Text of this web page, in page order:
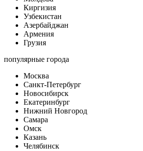
Киргизия
Узбекистан
Азербайджан
Армения
Грузия
популярные города
Москва
Санкт-Петербург
Новосибирск
Екатеринбург
Нижний Новгород
Самара
Омск
Казань
Челябинск